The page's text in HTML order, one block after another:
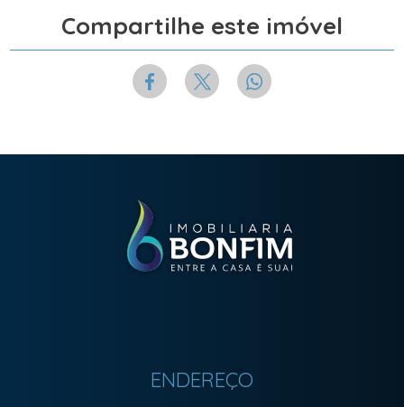
Compartilhe este imóvel
ENDEREÇO